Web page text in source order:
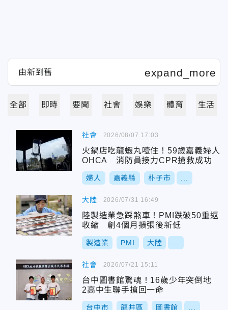
全部 即時 要聞 社會 娛樂 體育 生活
社會
火鍋店吃龍蝦丸噎住！59歲嘉義婦人
OHCA 消防員接力CPR搶救成功
婦人 嘉義縣 朴子市
2026/08/07 17:03
大陸
陸製造業急踩煞車！PMI跌破50重返
收縮 創4個月擴張後新低
製造業 PMI 大陸
2026/07/31 16:49
社會
台中圖書館驚魂！16歲少年突倒地
2高中生聯手搶回一命
台中市 龍井區 圖書館
2026/07/21 15:11